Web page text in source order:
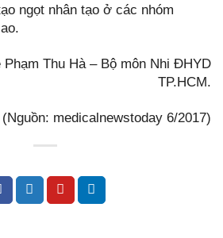
ngọt nhân tạo ở các nhóm
Thu Hà – Bộ môn Nhi ĐHYD
TP.HCM.
(Nguồn: medicalnewstoday 6/2017)